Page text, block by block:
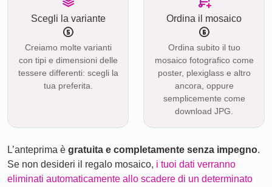
Scegli la variante
Creiamo molte varianti
con tipi e dimensioni delle
tessere differenti: scegli la
tua preferita.
Ordina il mosaico
Ordina subito il tuo
mosaico fotografico come
poster, plexiglass e altro
ancora, oppure
semplicemente come
download JPG.
L’anteprima è gratuita e completamente senza impegno.
Se non desideri il regalo mosaico, i tuoi dati verranno
eliminati automaticamente allo scadere di un determinato